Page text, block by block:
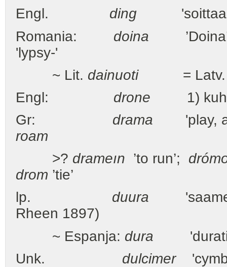
Engl. ding 'soittaa
Romania: doina ’Doina’
'lypsy-'
~ Lit. dainuoti=
Engl: drone 1)
Gr: drama 'play,
roam
>? drameın ’to run’;
drom ’tie’
lp. duura 'saamel.
Rheen 1897)
~ Espanja: dura
Unk. dulcimer